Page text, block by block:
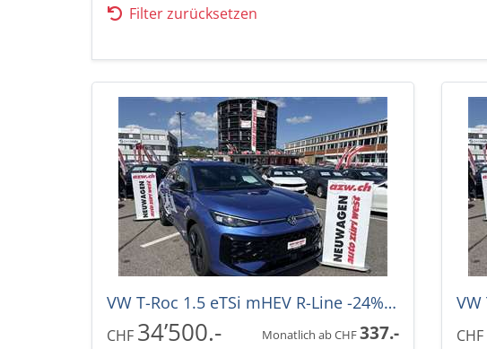
Filter zurücksetzen
VW T-Roc 1.5 eTSi mHEV R-Line -24%! DSG-Aut.
CHF 34’500.- Monatlich ab CHF337.- CHF